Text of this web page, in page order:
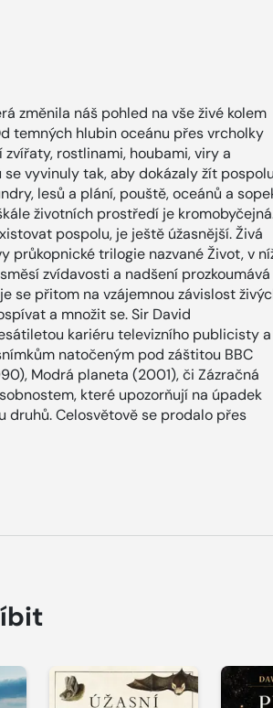
změnila náš pohled na vše živé kolem
temných hlubin oceánu přes vrcholky
rostlinami, houbami, viry a
vyvinuly tak, aby dokázaly žít pospolu
lesů a plání, pouště, oceánů a
životních prostředí je
pospolu, je ještě úžasnější. Živá
průkopnické trilogie nazvané Život, v
zvídavosti a nadšení prozkoumává
se přitom na vzájemnou závislost
a množit se. Sir David
kariéru televizního publicisty a
natočeným pod záštitou BBC
Modrá planeta (2001), či Zázračná
které upozorňují na úpadek
druhů. Celosvětově se prodalo přes